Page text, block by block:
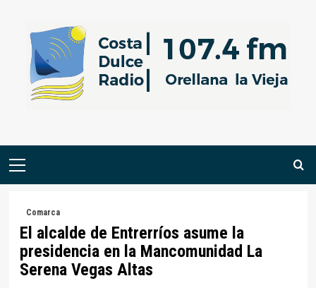
contenido
Menú
Comarca
El alcalde de Entrerríos asume la
presidencia en la Mancomunidad La
Serena Vegas Altas